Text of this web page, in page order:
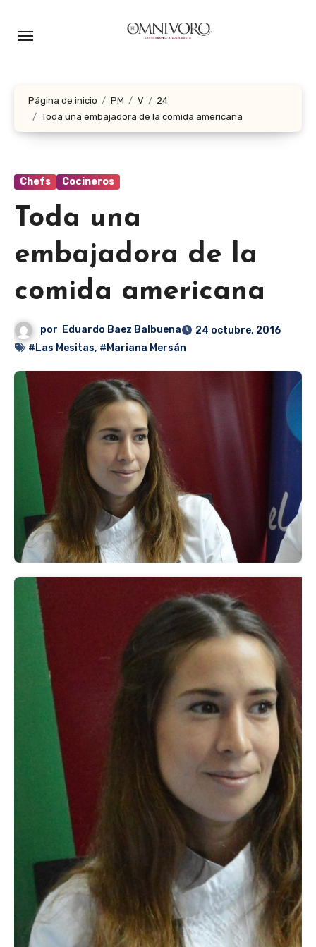
Página de inicio PM V
24
Toda una embajadora de la comida americana
Chefs Cocineros
Toda una
embajadora de la
comida americana
por Eduardo Baez Balbuena
24 octubre, 2016
#Las Mesitas, #Mariana Mersán